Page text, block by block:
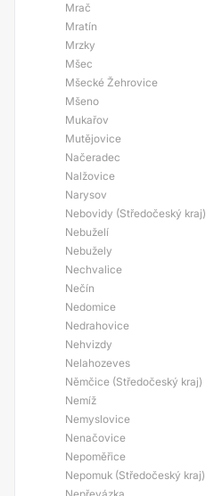
Mrač
Mratín
Mrzky
Mšec
Mšecké Žehrovice
Mšeno
Mukařov
Mutějovice
Načeradec
Nalžovice
Narysov
Nebovidy (Středočeský kraj)
Nebuželí
Nebužely
Nechvalice
Nečín
Nedomice
Nedrahovice
Nehvizdy
Nelahozeves
Němčice (Středočeský kraj)
Nemíž
Nemyslovice
Nenačovice
Nepoměřice
Nepomuk (Středočeský kraj)